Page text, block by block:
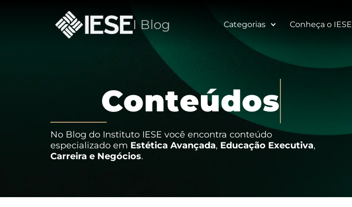
I Blog Categorias Conheça o IESE
Conteúdos
No Blog do Instituto IESE você encontra conteúdo
especializado em Estética Avançada, Educação Executiva,
Carreira e Negócios.